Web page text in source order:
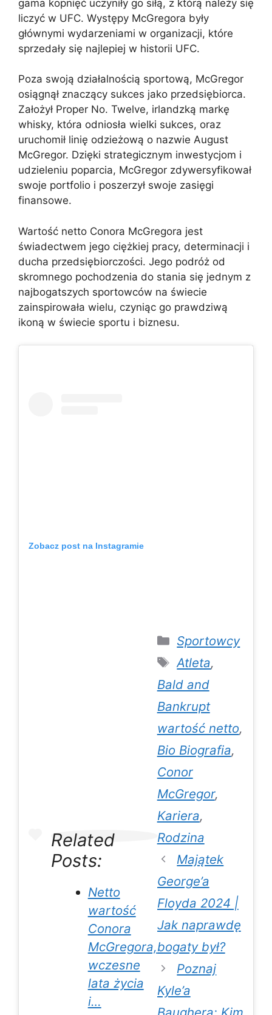
gama kopnięć uczyniły go siłą, z którą należy się
liczyć w UFC. Występy McGregora były
głównymi wydarzeniami w organizacji, które
sprzedały się najlepiej w historii UFC.
Poza swoją działalnością sportową, McGregor
osiągnął znaczący sukces jako przedsiębiorca.
Założył Proper No. Twelve, irlandzką markę
whisky, która odniosła wielki sukces, oraz
uruchomił linię odzieżową o nazwie August
McGregor. Dzięki strategicznym inwestycjom i
udzieleniu poparcia, McGregor zdywersyfikował
swoje portfolio i poszerzył swoje zasięgi
finansowe.
Wartość netto Conora McGregora jest
świadectwem jego ciężkiej pracy, determinacji i
ducha przedsiębiorczości. Jego podróż od
skromnego pochodzenia do stania się jednym z
najbogatszych sportowców na świecie
zainspirowała wielu, czyniąc go prawdziwą
ikoną w świecie sportu i biznesu.
Zobacz post na Instagramie
Related
Posts:
Netto
wartość
Conora
McGregora,
wczesne
lata życia
i…
Categories
Sportowcy
Tags
Atleta,
Bald and
Bankrupt
wartość netto,
Bio Biografia,
Conor
McGregor,
Kariera,
Rodzina
Majątek
George’a
Floyda 2024 |
Jak naprawdę
bogaty był?
Poznaj
Kyle’a